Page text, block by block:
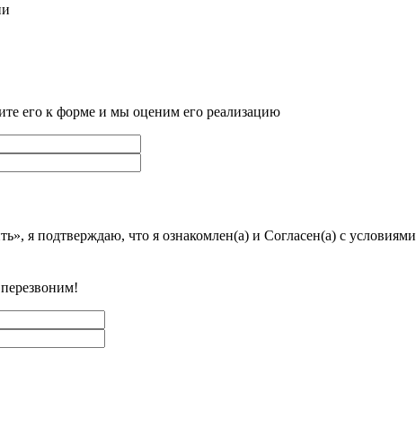
его к форме и мы оценим его реализацию
я подтверждаю, что я ознакомлен(а) и Согласен(а) с условиями